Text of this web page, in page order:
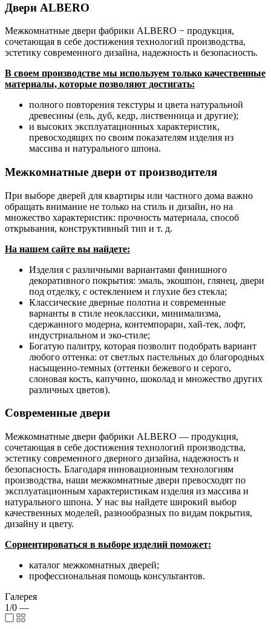
Двери ALBERO
Межкомнатные двери фабрики ALBERO − продукция,
сочетающая в себе достижения технологий производства,
эстетику современного дизайна, надежность и безопасность.
В своем производстве мы используем только качественные
материалы, которые позволяют достигать:
полного повторения текстуры и цвета натуральной
древесины (ель, дуб, кедр, лиственница и другие);
и высоких эксплуатационных характеристик,
превосходящих по своим показателям изделия из
массива и натурального шпона.
Межкомнатные двери от производителя
При выборе дверей для квартиры или частного дома важно
обращать внимание не только на стиль и дизайн, но на
множество характеристик: прочность материала, способ
открывания, конструктивный тип и т. д.
На нашем сайте вы найдете:
Изделия с различными вариантами финишного
декоративного покрытия: эмаль, экошпон, глянец, двери
под отделку, с остеклением и глухие без стекла;
Классические дверные полотна и современные
варианты в стиле неоклассики, минимализма,
сдержанного модерна, контемпорари, хай-тек, лофт,
индустриальном и эко-стиле;
Богатую палитру, которая позволит подобрать вариант
любого оттенка: от светлых пастельных до благородных
насыщенно-темных (оттенки бежевого и серого,
слоновая кость, капучино, шоколад и множество других
различных цветов).
Современные двери
Межкомнатные двери фабрики ALBERO — продукция,
сочетающая в себе достижения технологий производства,
эстетику современного дверного дизайна, надежность и
безопасность. Благодаря инновационным технологиям
производства, наши межкомнатные двери превосходят по
эксплуатационным характеристикам изделия из массива и
натурального шпона. У нас вы найдете широкий выбор
качественных моделей, разнообразных по видам покрытия,
дизайну и цвету.
Сориентироваться в выборе изделий поможет:
каталог межкомнатных дверей;
профессиональная помощь консультантов.
Галерея
1/0 —